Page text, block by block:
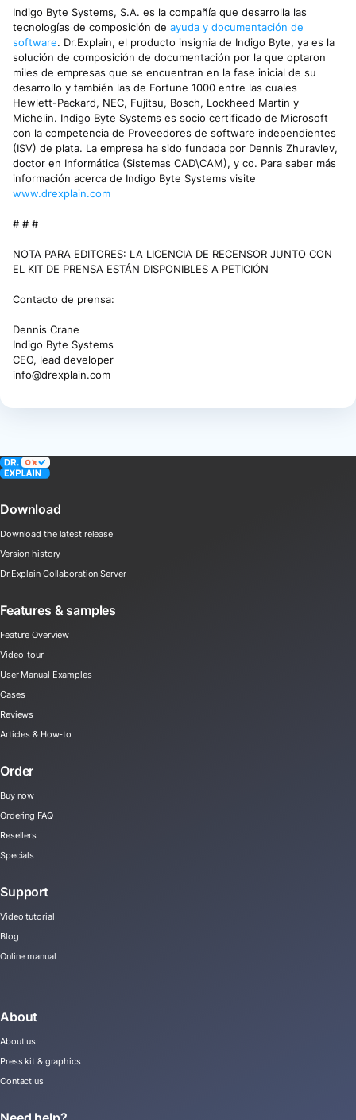
Indigo Byte Systems, S.A. es la compañía que desarrolla las
tecnologías de composición de ayuda y documentación de
software. Dr.Explain, el producto insignia de Indigo Byte, ya es la
solución de composición de documentación por la que optaron
miles de empresas que se encuentran en la fase inicial de su
desarrollo y también las de Fortune 1000 entre las cuales
Hewlett-Packard, NEC, Fujitsu, Bosch, Lockheed Martin y
Michelin. Indigo Byte Systems es socio certificado de Microsoft
con la competencia de Proveedores de software independientes
(ISV) de plata. La empresa ha sido fundada por Dennis Zhuravlev,
doctor en Informática (Sistemas CAD\CAM), y co. Para saber más
información acerca de Indigo Byte Systems visite
www.drexplain.com
# # #
NOTA PARA EDITORES: LA LICENCIA DE RECENSOR JUNTO CON
EL KIT DE PRENSA ESTÁN DISPONIBLES A PETICIÓN
Contacto de prensa:
Dennis Crane
Indigo Byte Systems
CEO, lead developer
info@drexplain.com
Download
Download the latest release
Version history
Dr.Explain Collaboration Server
Features & samples
Feature Overview
Video-tour
User Manual Examples
Cases
Reviews
Articles & How-to
Order
Buy now
Ordering FAQ
Resellers
Specials
Support
Video tutorial
Blog
Online manual
About
About us
Press kit & graphics
Contact us